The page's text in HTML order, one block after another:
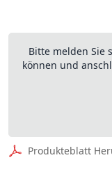
Bitte melden Sie
können und
Produkteblatt